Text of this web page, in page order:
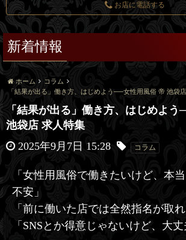
お店に電話する
新着情報
ホーム
コラム
「結果が出る」働き方、はじめよう──女性用風俗 帝 池袋
「結果が出る」働き方、はじめよ
池袋店 求人特集
2025年9月7日 15:28
コラム
「女性用風俗で働きたいけど、本
不安」
「前に働いた店では全然指名が取れ
「SNSとか得意じゃないけど、大